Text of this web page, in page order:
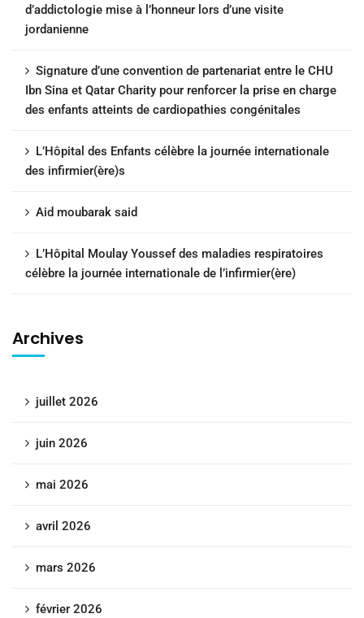
d’addictologie mise à l’honneur lors d’une visite
jordanienne
Signature d’une convention de partenariat entre le CHU
Ibn Sina et Qatar Charity pour renforcer la prise en charge
des enfants atteints de cardiopathies congénitales
L’Hôpital des Enfants célèbre la journée internationale
des infirmier(ère)s
Aid moubarak said
L’Hôpital Moulay Youssef des maladies respiratoires
célèbre la journée internationale de l’infirmier(ère)
Archives
juillet 2026
juin 2026
mai 2026
avril 2026
mars 2026
février 2026